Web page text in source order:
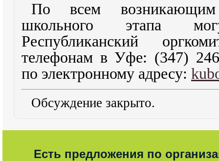
По всем возникающим
школьного этапа
Республиканский
телефонам в Уфе: (347)
по электронному адресу:
Обсуждение закрыто.
Есть предложения по